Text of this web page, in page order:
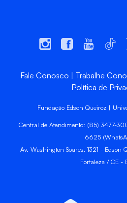
Fale Conosco Trabalhe
Política de
Fundação Edson Queiroz |
Central de Atendimento: (85) 3477-
6625
Av. Washington Soares, 1321 -
Fortaleza / CE -